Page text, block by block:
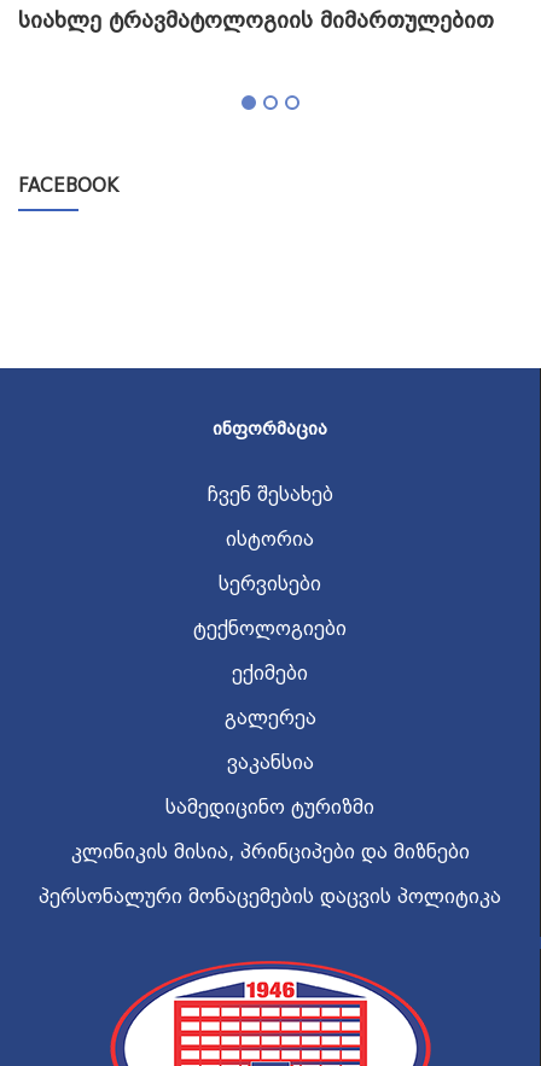
სიახლე ტრავმატოლოგიის მიმართულებით
FACEBOOK
ᲘᲜᲤᲝᲠᲛᲐᲪᲘᲐ
ჩვენ შესახებ
ისტორია
სერვისები
ტექნოლოგიები
ექიმები
გალერეა
ვაკანსია
სამედიცინო ტურიზმი
კლინიკის მისია, პრინციპები და მიზნები
პერსონალური მონაცემების დაცვის პოლიტიკა